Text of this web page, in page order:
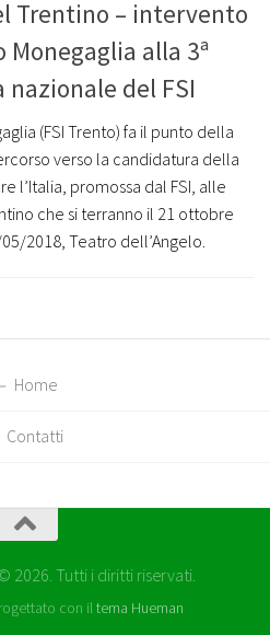
Trentino – intervento
Monegaglia alla 3ª
nazionale del FSI
(FSI Trento) fa il punto della
verso la candidatura della
l’Italia, promossa dal FSI, alle
che si terranno il 21 ottobre
2018, Teatro dell’Angelo.
Home
Contatti
2026. Tutti i diritti riservati.
con iltema Hueman